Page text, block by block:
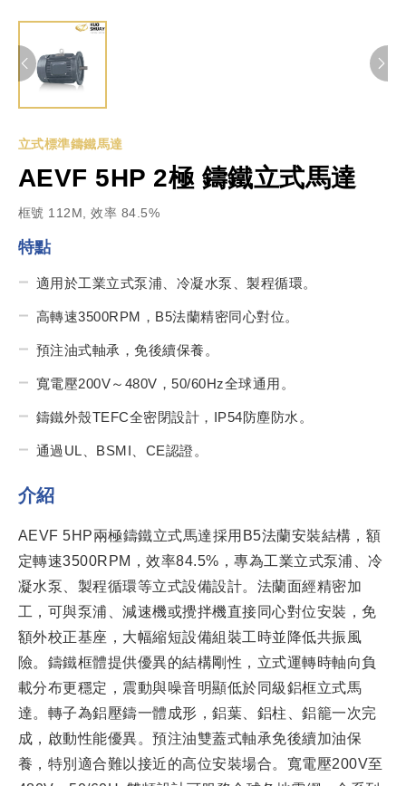
立式標準鑄鐵馬達
AEVF 5HP 2極 鑄鐵立式馬達
框號 112M, 效率 84.5%
特點
適用於工業立式泵浦、冷凝水泵、製程循環。
高轉速3500RPM，B5法蘭精密同心對位。
預注油式軸承，免後續保養。
寬電壓200V～480V，50/60Hz全球通用。
鑄鐵外殼TEFC全密閉設計，IP54防塵防水。
通過UL、BSMI、CE認證。
介紹
AEVF 5HP兩極鑄鐵立式馬達採用B5法蘭安裝結構，額
定轉速3500RPM，效率84.5%，專為工業立式泵浦、冷
凝水泵、製程循環等立式設備設計。法蘭面經精密加
工，可與泵浦、減速機或攪拌機直接同心對位安裝，免
額外校正基座，大幅縮短設備組裝工時並降低共振風
險。鑄鐵框體提供優異的結構剛性，立式運轉時軸向負
載分布更穩定，震動與噪音明顯低於同級鋁框立式馬
達。轉子為鋁壓鑄一體成形，鋁葉、鋁柱、鋁籠一次完
成，啟動性能優異。預注油雙蓋式軸承免後續加油保
養，特別適合難以接近的高位安裝場合。寬電壓200V至